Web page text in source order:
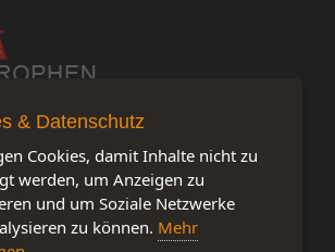
& Datenschutz
Cookies, damit Inhalte nicht zu
werden, um Anzeigen zu
und um Soziale Netzwerke
zu können. Mehr